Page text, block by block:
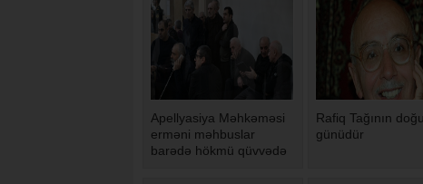
Apellyasiya Məhkəməsi
erməni məhbuslar
barədə hökmü qüvvədə
Rafiq Tağının
günüdür